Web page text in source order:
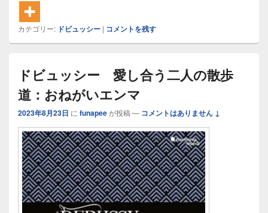
カテゴリー: ドビュッシー | コメントを残す
ドビュッシー 愛し合う二人の散歩
道：おねがいエンマ
2023年8月23日 に funapeeが投稿 — コメントはありません ↓